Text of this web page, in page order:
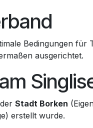
Bedingungen für
ausgerichtet.
Stadt Borken
erstellt wurde.